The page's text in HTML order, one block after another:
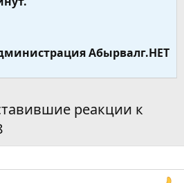
Абырвалг.НЕТ
реакции к